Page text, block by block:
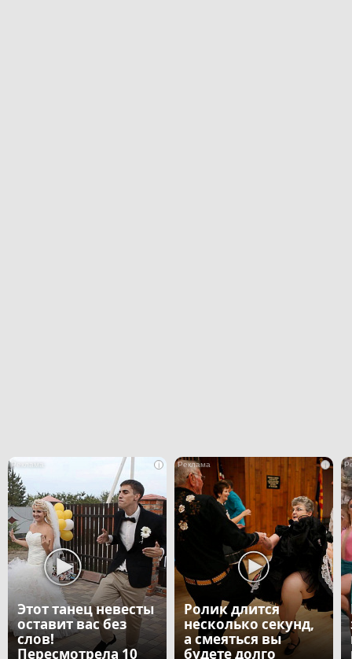
i
Этот танец невесты
оставит вас без
слов!
Пересмотрела 10
i
Ролик длится
несколько секунд,
а смеяться вы
будете долго